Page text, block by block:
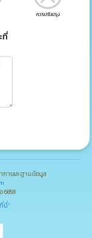
ควรปรับปรุง
ที่
ารและฐานข้อมูล
6858
นี่"